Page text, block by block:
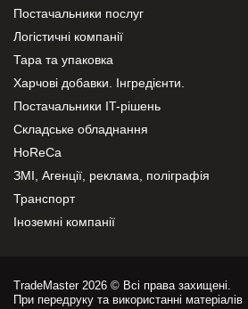
Постачальники послуг
Логістичні компанії
Тара та упаковка
Харчові добавки. Інгредієнти.
Постачальники IT-рішень
Складське обладнання
HoReCa
ЗМІ, Агенції, реклама, поліграфія
Транспорт
Іноземні компанії
TradeMaster 2026 © Всі права захищені.
При передруку та використанні матеріалів